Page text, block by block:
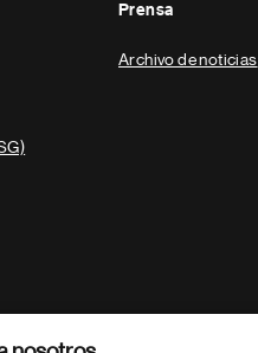
Prensa
Archivo de noticias